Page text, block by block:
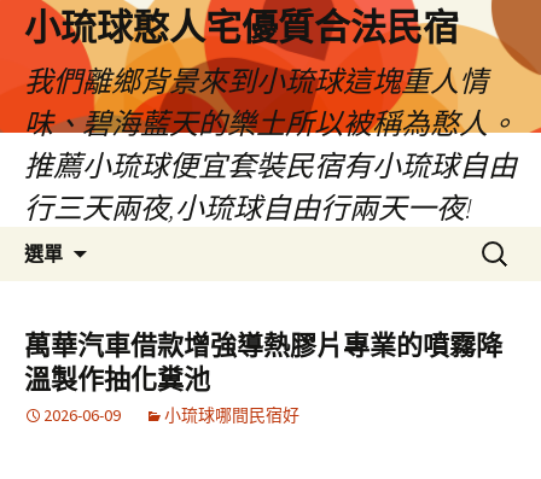
小琉球憨人宅優質合法民宿
我們離鄉背景來到小琉球這塊重人情
味、碧海藍天的樂土所以被稱為憨人。
推薦小琉球便宜套裝民宿有小琉球自由
行三天兩夜,小琉球自由行兩天一夜!
選單
要
內
容
搜
尋
鍵
字:
萬華汽車借款增強導熱膠片專業的噴霧降
溫製作抽化糞池
2026-06-09 小琉球哪間民宿好